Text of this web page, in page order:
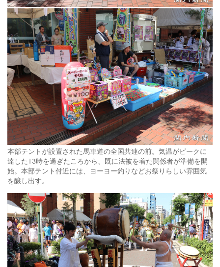
本部テントが設置された馬車道の全国共連の前。気温がピークに
達した13時を過ぎたころから、既に法被を着た関係者が準備を開
始。本部テント付近には、ヨーヨー釣りなどお祭りらしい雰囲気
を醸し出す。